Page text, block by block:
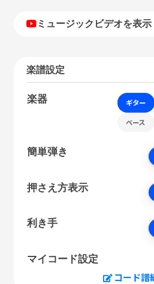
ミュージックビデオを表示
楽譜設定
楽器 ギター
ベース
簡単弾き
押さえ方表示
利き手
マイコード設定
コード譜